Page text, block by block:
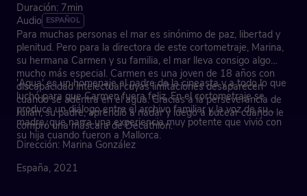
Duración: 7min
Audio ESPAÑOL
Para muchas personas el mar es sinónimo de paz, libertad y
plenitud. Pero para la directora de este cortometraje, Marina,
su hermana Carmen y su familia, el mar lleva consigo algo
mucho más especial. Carmen es una joven de 18 años con
discapacidad intelectual cuyas limitaciones desaparecen
cuando se adentra en el agua. Gracias a la perseverancia de
Julián, su padre, aprendió a nadar y luego a bucear cuando le
compró una máscara de Decathlon.
'Agua' es un homenaje al padre de la cineasta y a todo lo que
luchó para que Carmen fuera feliz. En el cortometraje se
produce un diálogo entre el archivo familiar y la voz de su
madre, que narra una experiencia muy potente que vivió con
su hija cuando fueron a Mallorca.
Dirección: Marina González
España, 2021